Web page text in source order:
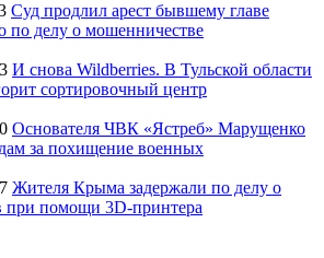
Суд продлил арест бывшему главе
по делу о мошенничестве
И снова Wildberries. В Тульской области
сортировочный центр
Основателя ЧВК «Ястреб» Марущенко
за похищение военных
Жителя Крыма задержали по делу о
при помощи 3D‑принтера